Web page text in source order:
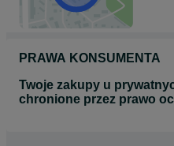
PRAWA KONSUMENTA
Twoje zakupy u
chronione przez prawo